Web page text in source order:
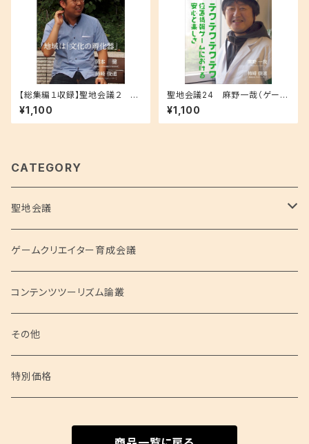
【総集編１収録】聖地会議２ 岡
本 健（奈良県立大学地域創造学
部准教授） 「地域は『文化の孵化
器』」
¥1,100
聖地会議24 麻野一哉（ゲーム
クリエイター）「テクテクテクテ
ク 位置情報ゲームにおける安
心と楽しさ」
¥1,100
CATEGORY
聖地会議
聖地会議シリーズ
聖地会議 総集編
聖地会議 映像
ゲームクリエイター育成会議
コンテンツツーリズム論叢
その他
特別価格